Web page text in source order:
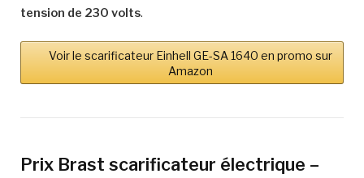
tension de 230 volts.
Voir le scarificateur Einhell GE-SA 1640 en promo sur
Amazon
Prix Brast scarificateur électrique –